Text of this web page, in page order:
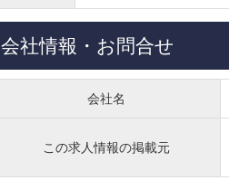
会社情報・お問合せ
会社名
この求人情報の掲載元